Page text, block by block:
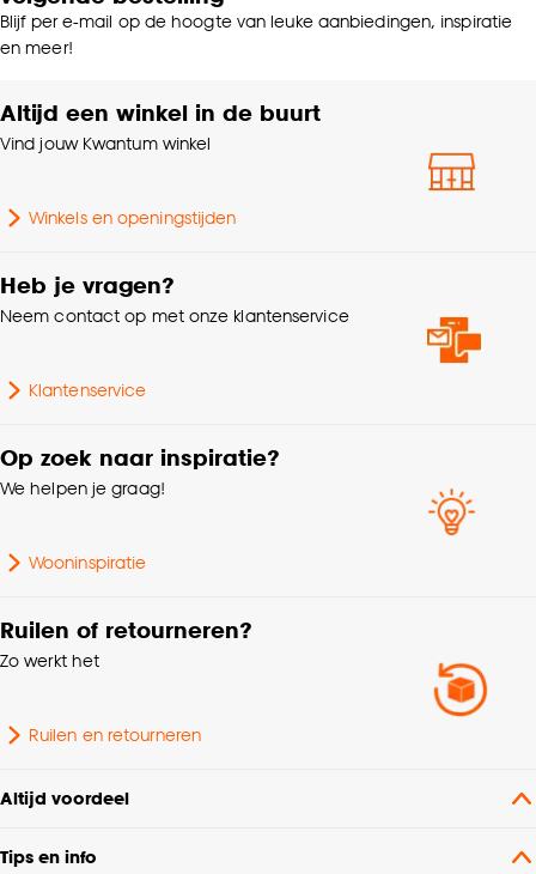
Blijf per e-mail op de hoogte van leuke aanbiedingen, inspiratie
en meer!
Altijd een winkel in de buurt
Vind jouw Kwantum winkel
Winkels en openingstijden
Heb je vragen?
Neem contact op met onze klantenservice
Klantenservice
Op zoek naar inspiratie?
We helpen je graag!
Wooninspiratie
Ruilen of retourneren?
Zo werkt het
Ruilen en retourneren
Altijd voordeel
Tips en info